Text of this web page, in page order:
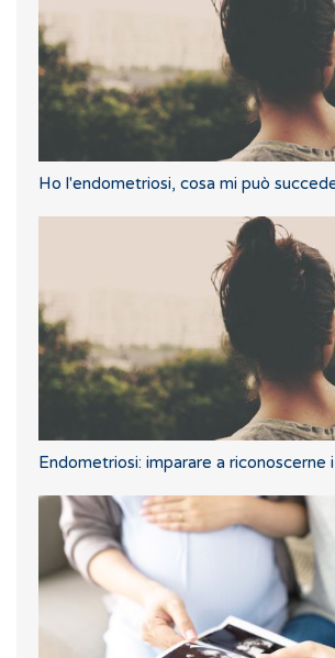
Ho l'endometriosi, cosa mi può
Endometriosi: imparare a riconoscerne